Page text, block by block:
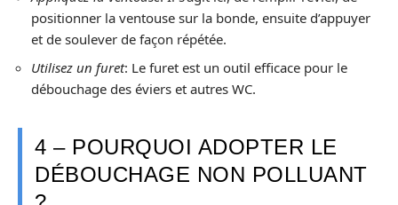
positionner la ventouse sur la bonde, ensuite d’appuyer
et de soulever de façon répétée.
Utilisez un furet: Le furet est un outil efficace pour le
débouchage des éviers et autres WC.
4 – POURQUOI ADOPTER LE
DÉBOUCHAGE NON POLLUANT